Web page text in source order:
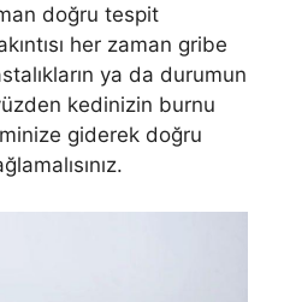
doğru tespit
her zaman gribe
ya da durumun
kedinizin burnu
giderek doğru